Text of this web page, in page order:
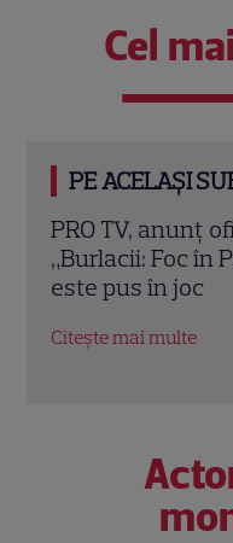
Cel
PE ACELAȘI
PRO TV, anunț
„Burlacii: Foc în
este pus în joc
Citește mai multe